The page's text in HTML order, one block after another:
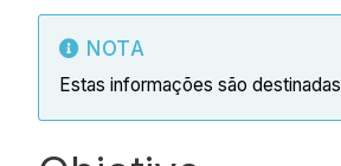
NOTA
Estas informações são